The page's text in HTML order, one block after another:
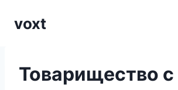
voxt
Товарищество с